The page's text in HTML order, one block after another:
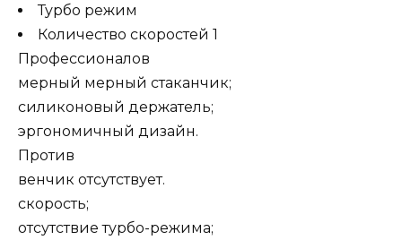
Турбо режим
Количество скоростей 1
Профессионалов
мерный мерный стаканчик;
силиконовый держатель;
эргономичный дизайн.
Против
венчик отсутствует.
скорость;
отсутствие турбо-режима;